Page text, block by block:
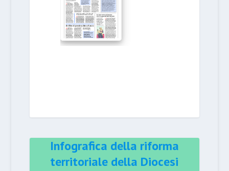
Infografica della riforma
territoriale della Diocesi